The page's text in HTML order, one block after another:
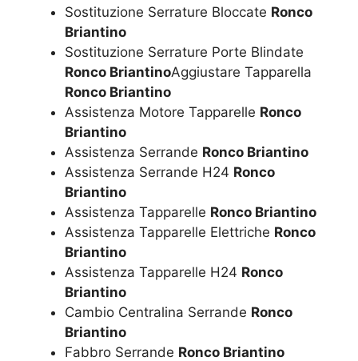
Sostituzione Serrature Bloccate Ronco
Briantino
Sostituzione Serrature Porte Blindate
Ronco BriantinoAggiustare Tapparella
Ronco Briantino
Assistenza Motore Tapparelle Ronco
Briantino
Assistenza Serrande Ronco Briantino
Assistenza Serrande H24 Ronco
Briantino
Assistenza Tapparelle Ronco Briantino
Assistenza Tapparelle Elettriche Ronco
Briantino
Assistenza Tapparelle H24 Ronco
Briantino
Cambio Centralina Serrande Ronco
Briantino
Fabbro Serrande Ronco Briantino